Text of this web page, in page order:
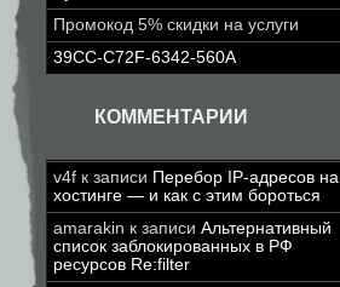
Промокод 5% скидки на услуги
39CC-C72F-6342-560A
КОММЕНТАРИИ
v4f к записи Перебор IP-адресов на
хостинге — и как с этим бороться
amarakin к записи Альтернативный
список заблокированных в РФ
ресурсов Re:filter